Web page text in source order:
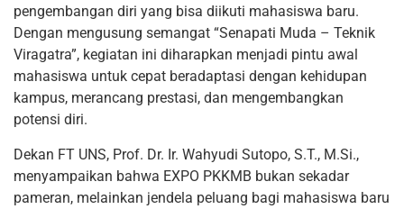
pengembangan diri yang bisa diikuti mahasiswa baru.
Dengan mengusung semangat “Senapati Muda – Teknik
Viragatra”, kegiatan ini diharapkan menjadi pintu awal
mahasiswa untuk cepat beradaptasi dengan kehidupan
kampus, merancang prestasi, dan mengembangkan
potensi diri.
Dekan FT UNS, Prof. Dr. Ir. Wahyudi Sutopo, S.T., M.Si.,
menyampaikan bahwa EXPO PKKMB bukan sekadar
pameran, melainkan jendela peluang bagi mahasiswa baru